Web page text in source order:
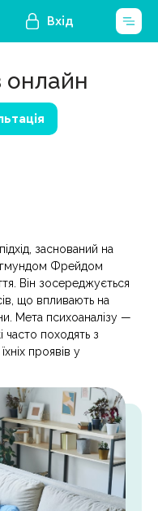
Вхід
онлайн
заснований на
Фрейдом
Він зосереджується
що впливають на
Мета психоаналізу —
часто походять з
проявів у